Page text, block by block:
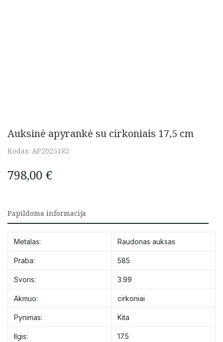
Auksinė apyrankė su cirkoniais 17,5 cm
Kodas: AP2025182
798,00 €
Papildoma informacija
Metalas: Raudonas auksas
Praba: 585
Svoris: 3.99
Akmuo: cirkoniai
Pynimas: Kita
Ilgis: 17.5